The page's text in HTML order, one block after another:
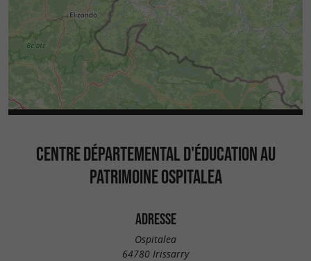
CENTRE DÉPARTEMENTAL D'ÉDUCATION AU
PATRIMOINE OSPITALEA
ADRESSE
Ospitalea
64780 Irissarry